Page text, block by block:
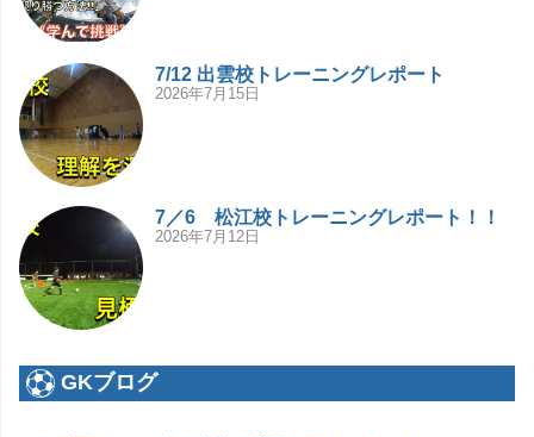
7/12 出雲校トレーニングレポート
2026年7月15日
7／6 松江校トレーニングレポート！！
2026年7月12日
GKブログ